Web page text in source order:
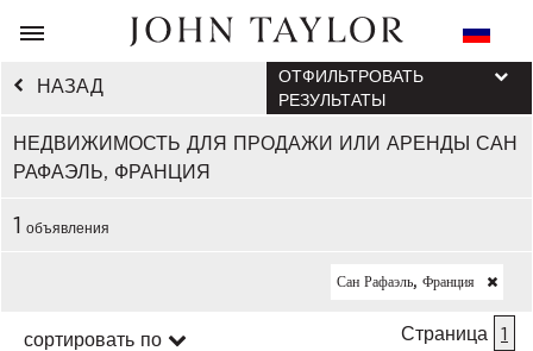
НАЗАД
НЕДВИЖИМОСТЬ ДЛЯ ПРОДАЖИ ИЛИ АРЕНДЫ САН
РАФАЭЛЬ, ФРАНЦИЯ
ОТФИЛЬТРОВАТЬ
РЕЗУЛЬТАТЫ
1 объявления
Сан Рафаэль, Франция
сортировать по Страница 1